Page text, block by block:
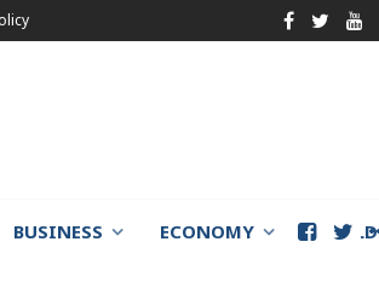
BUSINESS ECONOMY WORLD